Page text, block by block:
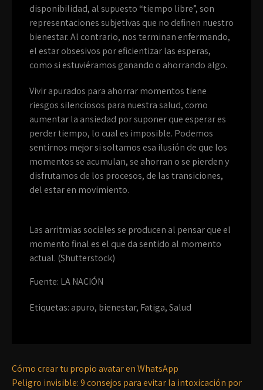
disponibilidad, al supuesto “tiempo libre”, son
representaciones subjetivas que no definen nuestro
bienestar. Al contrario, nos terminan enfermando,
el estar obsesivos por eficientizar las esperas,
como si estuviéramos ganando o ahorrando algo.
Vivir apurados para ahorrar momentos tiene
riesgos silenciosos para nuestra salud, como
aumentar la ansiedad por suponer que esperar es
perder tiempo, lo cual es imposible. Podemos
sentirnos mejor si soltamos esa ilusión de que los
momentos se acumulan, se ahorran o se pierden y
disfrutamos de los procesos, de las transiciones,
del estar en movimiento.
Las arritmias sociales se producen al pensar que el
momento final es el que da sentido al momento
actual. (Shutterstock)
Fuente: LA NACIÓN
Etiquetas: apuro, bienestar, Fatiga,Salud
Cómo crear tu propio avatar en WhatsApp
Peligro invisible: 9 consejos para evitar la intoxicación por